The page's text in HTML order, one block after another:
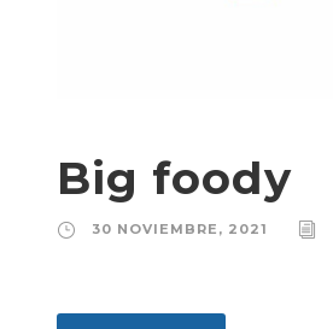
Big foody
30 NOVIEMBRE, 2021